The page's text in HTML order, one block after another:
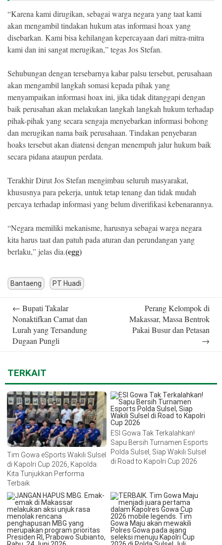
“Karena kami dirugikan, sebagai warga negara yang taat kami
akan mengambil tindakan hukum atas informasi hoax yang
disebarkan. Kami bisa kehilangan kepercayaan dari mitra-mitra
kami dan ini sangat merugikan,” tegas Jos Stefan.
Sehubungan dengan tersebarnya kabar palsu tersebut, perusahaan
akan mengambil langkah somasi kepada pihak yang
menyampaikan informasi hoax ini, jika tidak ditanggapi dengan
baik perusahan akan melakukan langkah langkah hukum terhadap
pihak-pihak yang secara sengaja menyebarkan informasi bohong
dan merugikan nama baik perusahaan. Tindakan penyebaran
hoaks tersebut akan diatensi dengan menempuh jalur hukum baik
secara pidana ataupun perdata.
Terakhir Dirut Jos Stefan mengimbau seluruh masyarakat,
khususnya para pekerja, untuk tetap tenang dan tidak mudah
percaya terhadap informasi yang belum diverifikasi kebenarannya.
“Negara memiliki mekanisme, harusnya sebagai warga negara
kita harus taat dan patuh pada aturan dan perundangan yang
berlaku,” jelas dia.(egg)
Bantaeng PT Huadi
navigation
← Bupati Takalar
Nonaktifkan Camat dan
Lurah yang Tersandung
Dugaan Pungli
Perang Kelompok di
Makassar, Massa Bentrok
Pakai Busur dan Petasan
→
TERKAIT
Tim Gowa eSports Wakili Sulsel
di Kapolri Cup 2026, Kapolda:
Kita Tunjukkan Performa
Terbaik
ESI Gowa Tak Terkalahkan!
Sapu Bersih Turnamen Esports
Polda Sulsel, Siap Wakili Sulsel
di Road to Kapolri Cup 2026